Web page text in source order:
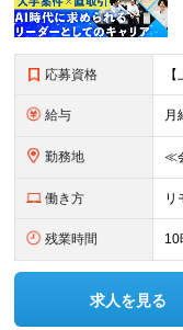
応募資格
給与
勤務地
働き方 リ
残業時間 10
求人を見る